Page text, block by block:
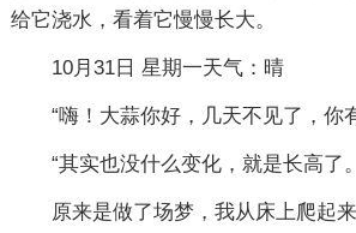
给它浇水，看着它慢慢长大。
10月31日 星期一天气：晴
“嗨！大蒜你好，几天不见了，你
“其实也没什么变化，就是长高了
原来是做了场梦，我从床上爬起